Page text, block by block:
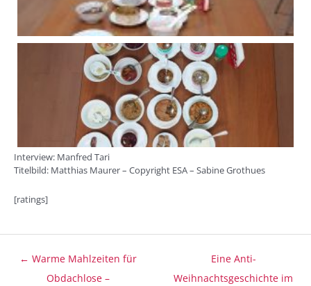
Interview: Manfred Tari
Titelbild: Matthias Maurer – Copyright ESA – Sabine Grothues
[ratings]
Beitragsnavigation
← Warme Mahlzeiten für
Obdachlose –
Eine Anti-
Weihnachtsgeschichte im